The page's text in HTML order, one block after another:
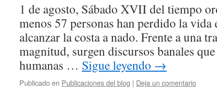
1 de agosto, Sábado XVII del tiempo
menos 57 personas han perdido la vida
alcanzar la costa a nado. Frente a una
magnitud, surgen discursos banales
humanas … Sigue leyendo →
Publicado en Publicaciones del blog | Deja un comentario